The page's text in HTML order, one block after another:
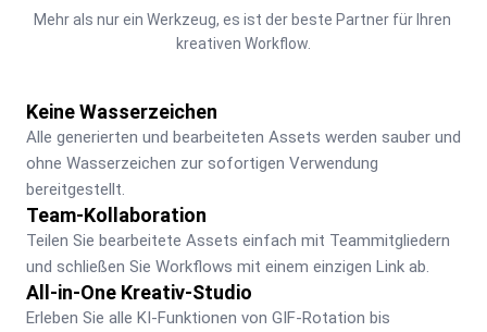
Mehr als nur ein Werkzeug, es ist der beste Partner für Ihren
kreativen Workflow.
Keine Wasserzeichen
Alle generierten und bearbeiteten Assets werden sauber und
ohne Wasserzeichen zur sofortigen Verwendung
bereitgestellt.
Team-Kollaboration
Teilen Sie bearbeitete Assets einfach mit Teammitgliedern
und schließen Sie Workflows mit einem einzigen Link ab.
All-in-One Kreativ-Studio
Erleben Sie alle KI-Funktionen von GIF-Rotation bis